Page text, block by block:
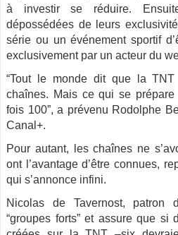
à investir se réduire.
dépossédées de leurs
série ou un événement sportif
exclusivement par un acteur du
“Tout le monde dit que la
chaînes. Mais ce qui se
fois 100”, a prévenu Rodolphe
Canal+.
Pour autant, les chaînes ne
ont l’avantage d’être connues,
qui s’annonce infini.
Nicolas de Tavernost,
“groupes forts” et assure que si